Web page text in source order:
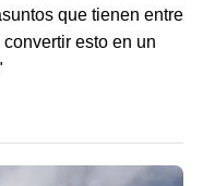
que tienen entre
esto en un